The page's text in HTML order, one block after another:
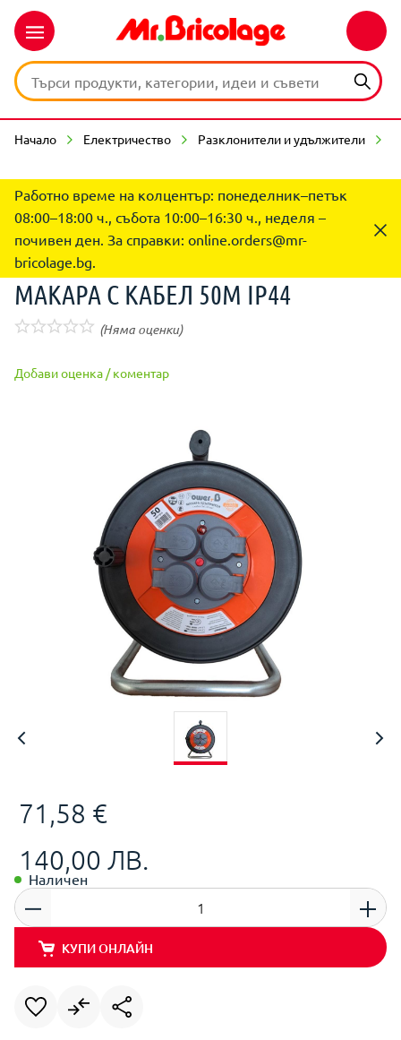
Начало Електричество Разклонители и удължители
Работно време на колцентър: понеделник–петък
08:00–18:00 ч., събота 10:00–16:30 ч., неделя –
почивен ден. За справки: online.orders@mr-
bricolage.bg.
МАКАРА С КАБЕЛ 50М IP44
(Няма оценки)
Добави оценка / коментар
71,58 €
140,00 ЛВ.
Наличен
КУПИ ОНЛАЙН